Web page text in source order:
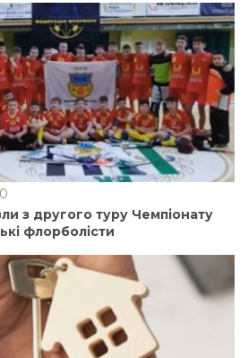
з другого туру Чемпіонату
флорболісти